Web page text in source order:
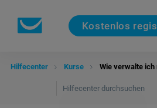
Kostenlos
Hilfecenter Kurse Wie verwalte ich